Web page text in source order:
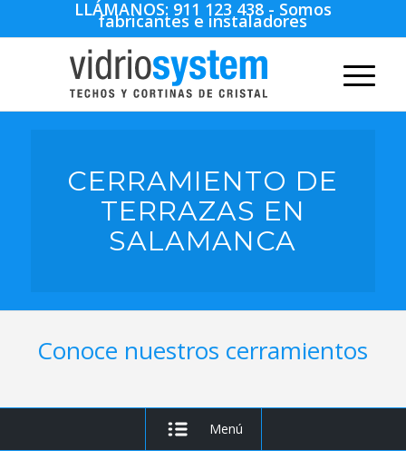
LLÁMANOS: 911 123 438 - Somos
fabricantes e instaladores
CERRAMIENTO DE
TERRAZAS EN
SALAMANCA
Conoce nuestros cerramientos
Menú